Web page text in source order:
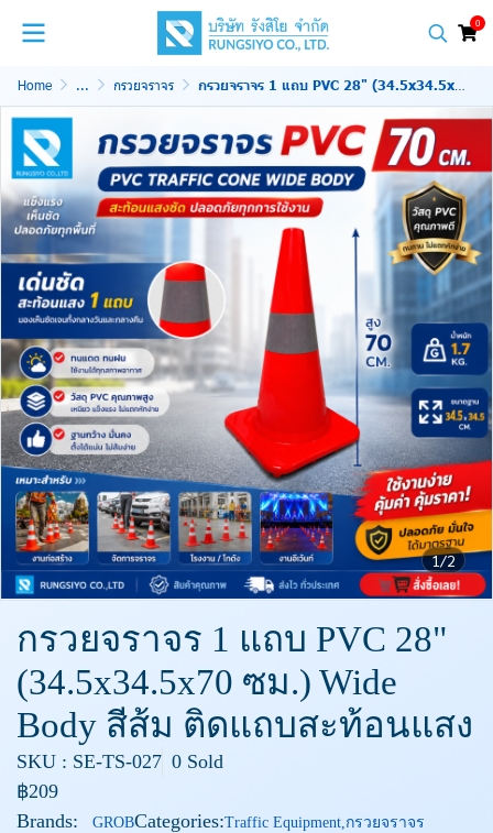
0
Home ... กรวยจราจร กรวยจราจร 1 แถบ PVC 28" (34.5x34.5x70 ซม.) Wide Body สีส้ม ติดแถบสะท้อนแสง
1/2
กรวยจราจร 1 แถบ PVC 28"
(34.5x34.5x70 ซม.) Wide
Body สีส้ม ติดแถบสะท้อนแสง
SKU : SE-TS-027 0 Sold
฿209
Brands:
GROBCategories:Traffic Equipment,กรวยจราจร